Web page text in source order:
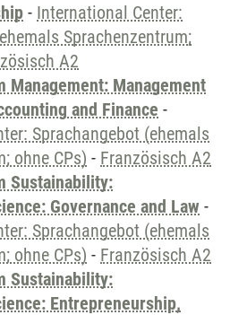
- International Center:
Sprachenzentrum;
A2
Management: Management
and Finance -
Sprachangebot (ehemals
ohne CPs) - Französisch A2
Sustainability:
Governance and Law -
Sprachangebot (ehemals
ohne CPs) - Französisch A2
Sustainability:
Entrepreneurship,